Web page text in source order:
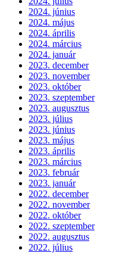
2024. június
2024. május
2024. április
2024. március
2024. január
2023. december
2023. november
2023. október
2023. szeptember
2023. augusztus
2023. július
2023. június
2023. május
2023. április
2023. március
2023. február
2023. január
2022. december
2022. november
2022. október
2022. szeptember
2022. augusztus
2022. július